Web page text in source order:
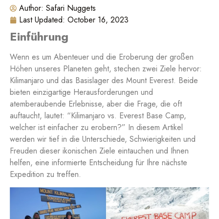
Author: Safari Nuggets
Last Updated: October 16, 2023
Einführung
Wenn es um Abenteuer und die Eroberung der großen
Höhen unseres Planeten geht, stechen zwei Ziele hervor:
Kilimanjaro und das Basislager des Mount Everest. Beide
bieten einzigartige Herausforderungen und
atemberaubende Erlebnisse, aber die Frage, die oft
auftaucht, lautet: “Kilimanjaro vs. Everest Base Camp,
welcher ist einfacher zu erobern?” In diesem Artikel
werden wir tief in die Unterschiede, Schwierigkeiten und
Freuden dieser ikonischen Ziele eintauchen und Ihnen
helfen, eine informierte Entscheidung für Ihre nächste
Expedition zu treffen.